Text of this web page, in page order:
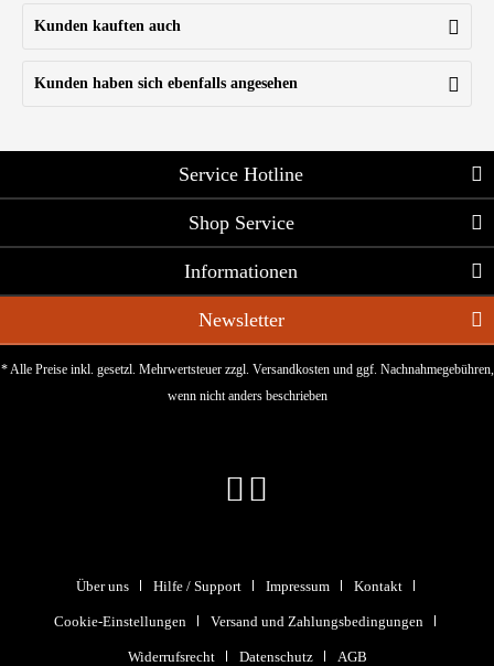
Kunden kauften auch
Kunden haben sich ebenfalls angesehen
Service Hotline
Shop Service
Informationen
Newsletter
* Alle Preise inkl. gesetzl. Mehrwertsteuer zzgl. Versandkostenund ggf. Nachnahmegebühren,
wenn nicht anders beschrieben
Über uns Hilfe / Support Impressum Kontakt
Cookie-Einstellungen Versand und Zahlungsbedingungen
Widerrufsrecht Datenschutz AGB